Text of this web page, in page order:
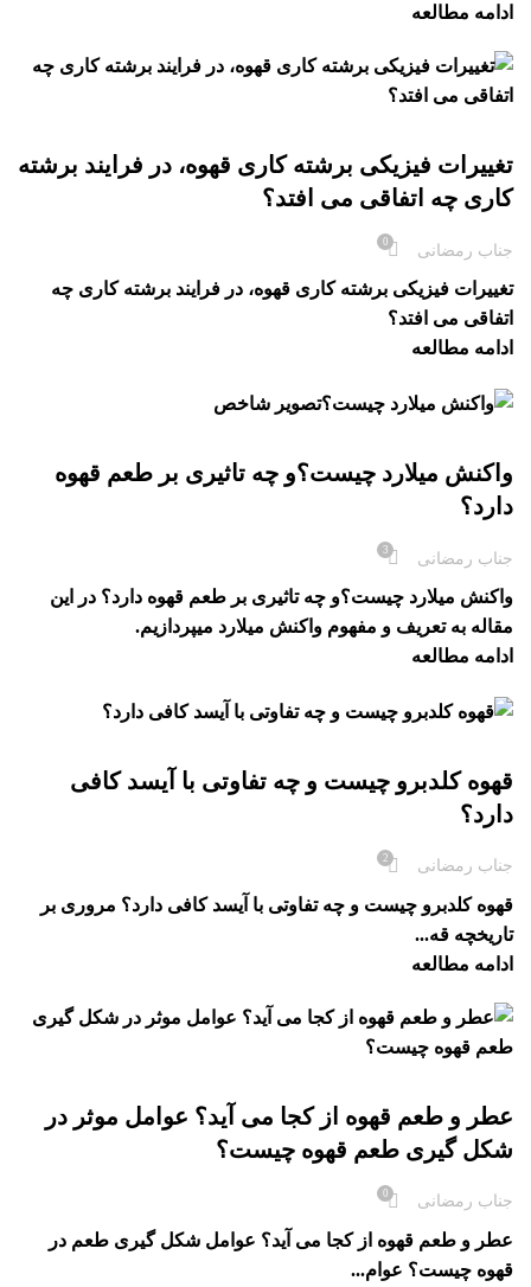
ادامه مطالعه
تغییرات فیزیکی برشته کاری قهوه، در فرایند برشته
کاری چه اتفاقی می افتد؟
جناب رمضانی 0
تغییرات فیزیکی برشته کاری قهوه، در فرایند برشته کاری چه
اتفاقی می افتد؟
ادامه مطالعه
واکنش میلارد چیست؟و چه تاثیری بر طعم قهوه
دارد؟
جناب رمضانی 3
واکنش میلارد چیست؟و چه تاثیری بر طعم قهوه دارد؟ در این
مقاله به تعریف و مفهوم واکنش میلارد میپردازیم.
ادامه مطالعه
قهوه کلدبرو چیست و چه تفاوتی با آیسد کافی
دارد؟
جناب رمضانی 2
قهوه کلدبرو چیست و چه تفاوتی با آیسد کافی دارد؟ مروری بر
تاریخچه قه...
ادامه مطالعه
عطر و طعم قهوه از کجا می آید؟ عوامل موثر در
شکل گیری طعم قهوه چیست؟
جناب رمضانی 0
عطر و طعم قهوه از کجا می آید؟ عوامل شکل گیری طعم در
قهوه چیست؟ عوام...